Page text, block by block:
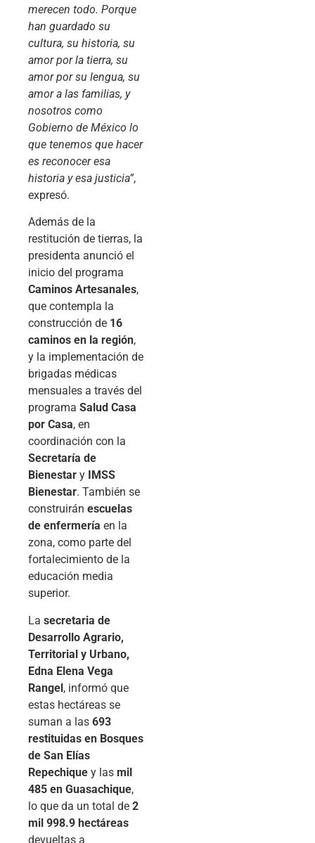
merecen todo. Porque
han guardado su
cultura, su historia, su
amor por la tierra, su
amor por su lengua, su
amor a las familias, y
nosotros como
Gobierno de México lo
que tenemos que hacer
es reconocer esa
historia y esa justicia”,
expresó.
Además de la
restitución de tierras, la
presidenta anunció el
inicio del programa
Caminos Artesanales,
que contempla la
construcción de 16
caminos en la región,
y la implementación de
brigadas médicas
mensuales a través del
programa Salud Casa
por Casa, en
coordinación con la
Secretaría de
Bienestar y IMSS
Bienestar. También se
construirán escuelas
de enfermería en la
zona, como parte del
fortalecimiento de la
educación media
superior.
La secretaria de
Desarrollo Agrario,
Territorial y Urbano,
Edna Elena Vega
Rangel, informó que
estas hectáreas se
suman a las 693
restituidas en Bosques
de San Elías
Repechique y las mil
485 en Guasachique,
lo que da un total de 2
mil 998.9 hectáreas
devueltas a